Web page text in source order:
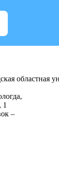
областная
1
–